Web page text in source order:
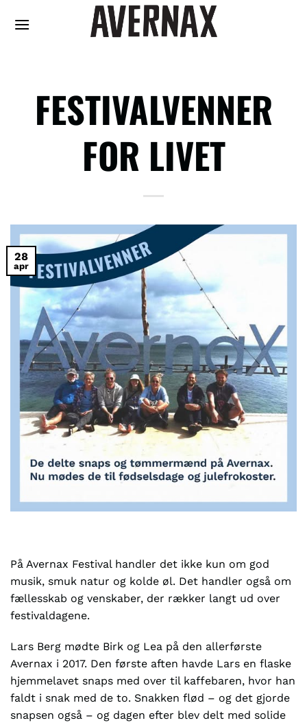
FESTIVALVENNER
FOR LIVET
28
apr
På Avernax Festival handler det ikke kun om god
musik, smuk natur og kolde øl. Det handler også om
fællesskab og venskaber, der rækker langt ud over
festivaldagene.
Lars Berg mødte Birk og Lea på den allerførste
Avernax i 2017. Den første aften havde Lars en flaske
hjemmelavet snaps med over til kaffebaren, hvor han
faldt i snak med de to. Snakken flød – og det gjorde
snapsen også – og dagen efter blev delt med solide